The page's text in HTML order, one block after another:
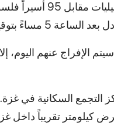
ستقوم حماس بإطلاق سراح
بتوقيت الدوحة.
الإفراج عنهم اليوم،
التجمع السكانية في غزة.
كيلومتر تقريباً داخل